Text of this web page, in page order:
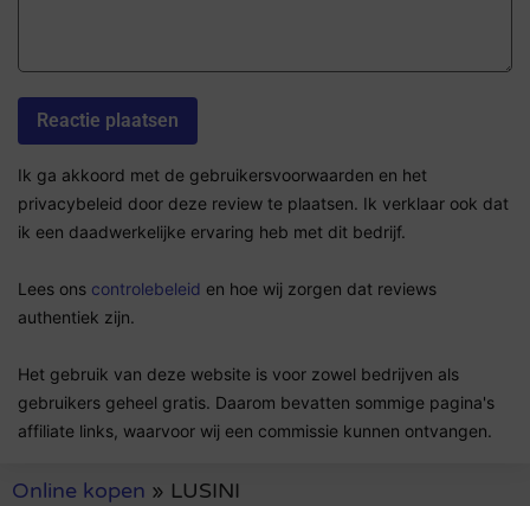
Ik ga akkoord met de gebruikersvoorwaarden en het
privacybeleid door deze review te plaatsen. Ik verklaar ook dat
ik een daadwerkelijke ervaring heb met dit bedrijf.
Lees ons controlebeleid en hoe wij zorgen dat reviews
authentiek zijn.
Het gebruik van deze website is voor zowel bedrijven als
gebruikers geheel gratis. Daarom bevatten sommige pagina's
affiliate links, waarvoor wij een commissie kunnen ontvangen.
Online kopen » LUSINI